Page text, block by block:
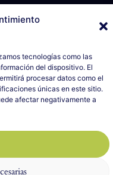
tecnologías como las
del dispositivo. El
procesar datos como el
únicas en este sitio.
afectar negativamente a
Drcha
Privacidad
TU WEB